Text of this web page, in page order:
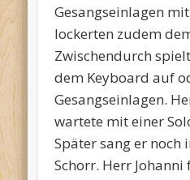
Gesangseinlagen
lockerten zudem
Zwischendurch
dem Keyboard auf
Gesangseinlagen.
wartete mit einer
Später sang er noch
Schorr. Herr Johanni